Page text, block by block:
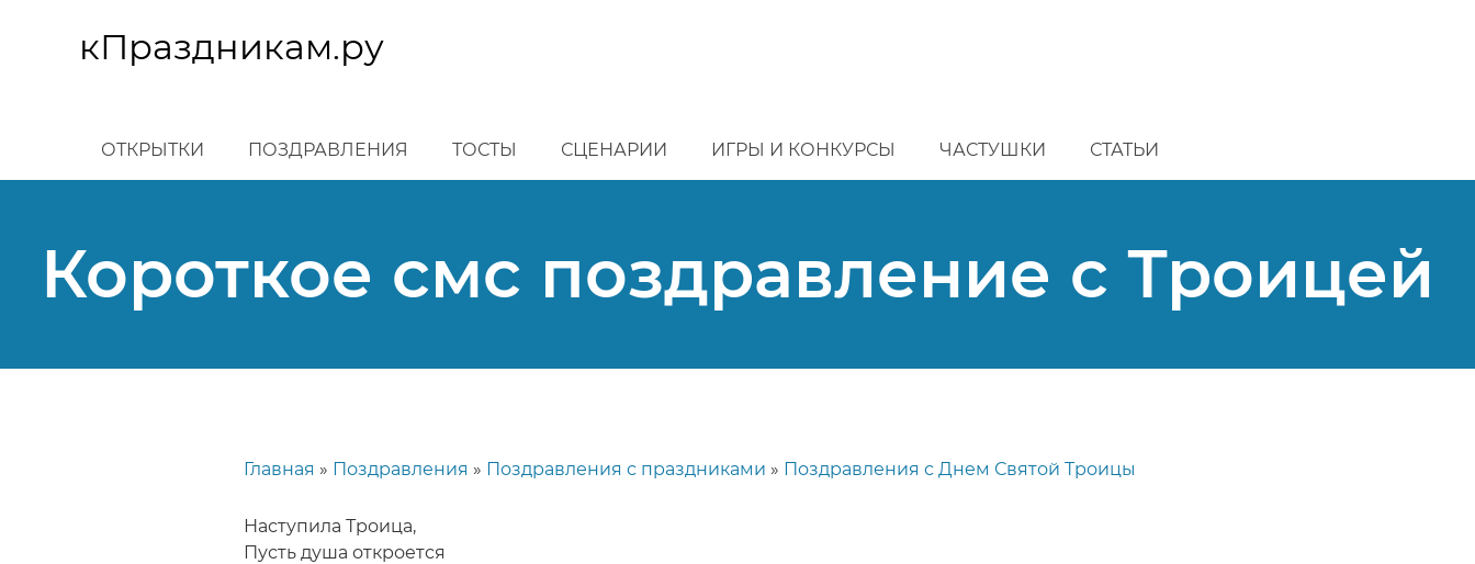
основномукПраздникам.ру
ОТКРЫТКИ ПОЗДРАВЛЕНИЯ ТОСТЫ СЦЕНАРИИ ИГРЫ И КОНКУРСЫ ЧАСТУШКИ СТАТЬИ
Короткое смс поздравление с Троицей
навигации
Главная Поздравления Поздравления с праздниками Поздравления с Днем Святой Троицы
Наступила Троица,
Пусть душа откроется